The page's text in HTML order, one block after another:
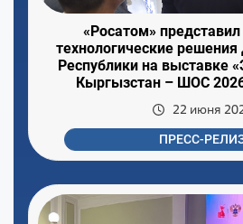
«Росатом»
технологические решения
Республики на выставке
Кыргызстан – ШОС
22 июня
ПРЕСС-